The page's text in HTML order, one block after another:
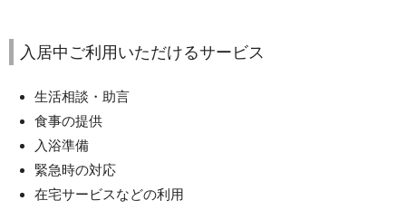
入居中ご利用いただけるサービス
生活相談・助言
食事の提供
入浴準備
緊急時の対応
在宅サービスなどの利用